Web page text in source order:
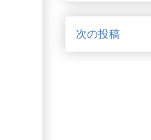
次の投稿